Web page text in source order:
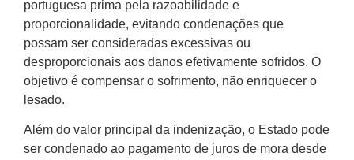
portuguesa prima pela razoabilidade e
proporcionalidade, evitando condenações que
possam ser consideradas excessivas ou
desproporcionais aos danos efetivamente sofridos. O
objetivo é compensar o sofrimento, não enriquecer o
lesado.
Além do valor principal da indenização, o Estado pode
ser condenado ao pagamento de juros de mora desde